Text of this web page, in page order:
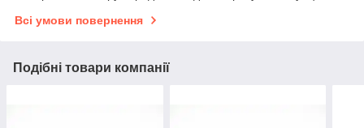
Всі умови повернення
Подібні товари компанії